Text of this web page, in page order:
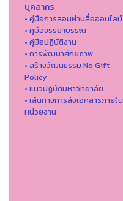
บุคลากร
• คู่มือการสอนผ่านสื่อออนไลน์
• คูมือจรรยาบรรณ
• คู่มือปฏิบัติงาน
• การพัฒนาศักยภาพ
• สร้างวัฒนธรรม No Gift
Policy
• แนวปฏิบัติมหาวิทยาลัย
• เส้นทางการส่งเอกสารภายใน
หน่วยงาน